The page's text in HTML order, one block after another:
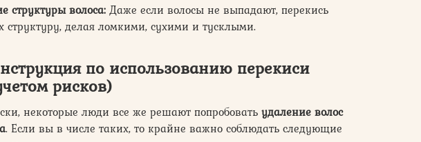
структуры волоса: Даже если волосы не выпадают, перекись
структуру, делая ломкими, сухими и тусклыми.
по использованию перекиси
рисков)
некоторые люди все же решают попробовать удаление волос
. Если вы в числе таких, то крайне важно соблюдать следующие